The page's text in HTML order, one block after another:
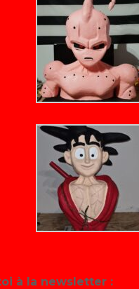
à la newsletter :